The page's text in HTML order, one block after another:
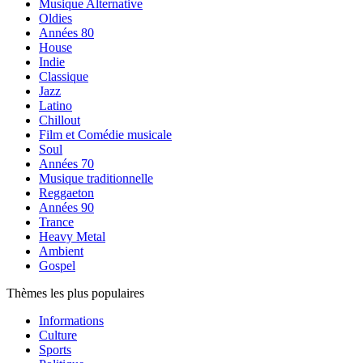
Musique Alternative
Oldies
Années 80
House
Indie
Classique
Jazz
Latino
Chillout
Film et Comédie musicale
Soul
Années 70
Musique traditionnelle
Reggaeton
Années 90
Trance
Heavy Metal
Ambient
Gospel
Thèmes les plus populaires
Informations
Culture
Sports